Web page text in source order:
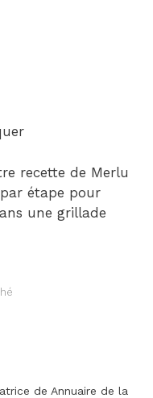
recette de Merlu
étape pour
une grillade
de Annuaire de la